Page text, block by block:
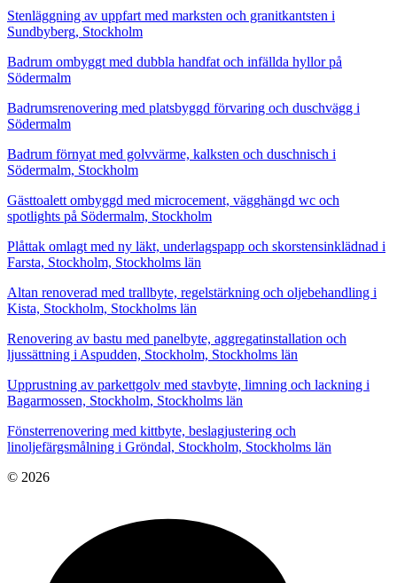
Stenläggning av uppfart med marksten och granitkantsten i
Sundbyberg, Stockholm
Badrum ombyggt med dubbla handfat och infällda hyllor på
Södermalm
Badrumsrenovering med platsbyggd förvaring och duschvägg i
Södermalm
Badrum förnyat med golvvärme, kalksten och duschnisch i
Södermalm, Stockholm
Gästtoalett ombyggd med microcement, vägghängd wc och
spotlights på Södermalm, Stockholm
Plåttak omlagt med ny läkt, underlagspapp och skorstensinklädnad i
Farsta, Stockholm, Stockholms län
Altan renoverad med trallbyte, regelstärkning och oljebehandling i
Kista, Stockholm, Stockholms län
Renovering av bastu med panelbyte, aggregatinstallation och
ljussättning i Aspudden, Stockholm, Stockholms län
Upprustning av parkettgolv med stavbyte, limning och lackning i
Bagarmossen, Stockholm, Stockholms län
Fönsterrenovering med kittbyte, beslagjustering och
linoljefärgsmålning i Gröndal, Stockholm, Stockholms län
© 2026